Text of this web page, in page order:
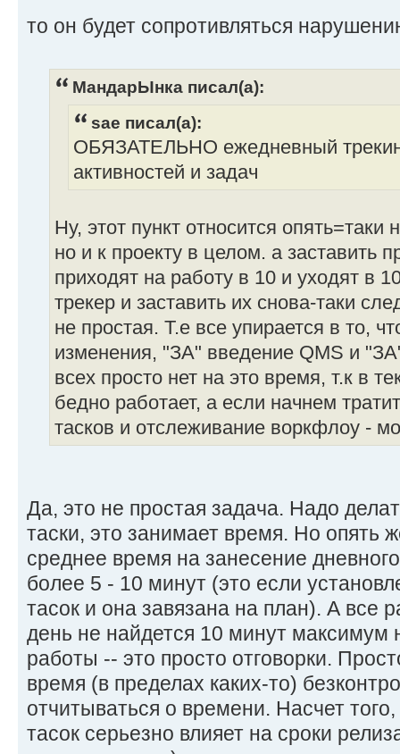
то он будет сопротивляться
МандарЫнка писал(а):
sae писал(а):
ОБЯЗАТЕЛЬНО ежедневный
активностей и задач
Ну, этот пункт относится опять=таки
но и к проекту в целом. а заставить
приходят на работу в 10 и уходят в
трекер и заставить их снова-таки
не простая. Т.е все упирается в то,
изменения, "ЗА" введение QMS и
всех просто нет на это время, т.к в
бедно работает, а если начнем
тасков и отслеживание воркфлоу -
Да, это не простая задача. Надо
таски, это занимает время. Но опять
среднее время на занесение
более 5 - 10 минут (это если
тасок и она завязана на план). А все
день не найдется 10 минут максимум
работы -- это просто отговорки.
время (в пределах каких-то)
отчитываться о времени. Насчет
тасок серьезно влияет на сроки